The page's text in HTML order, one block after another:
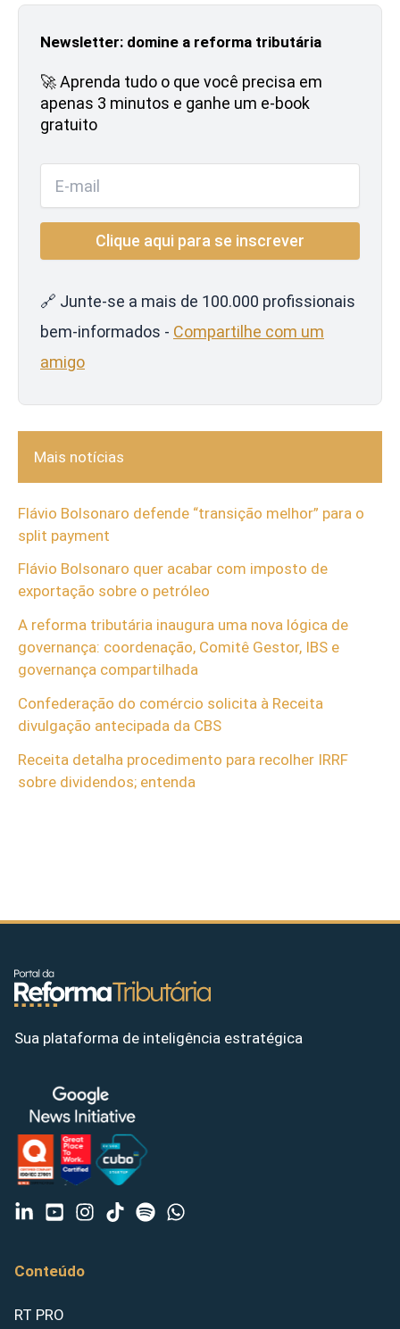
Newsletter: domine a reforma tributária
🚀 Aprenda tudo o que você precisa em
apenas 3 minutos e ganhe um e-book
gratuito
🔗 Junte-se a mais de 100.000 profissionais
bem-informados - Compartilhe com um
amigo
Mais notícias
Flávio Bolsonaro defende “transição melhor” para o
split payment
Flávio Bolsonaro quer acabar com imposto de
exportação sobre o petróleo
A reforma tributária inaugura uma nova lógica de
governança: coordenação, Comitê Gestor, IBS e
governança compartilhada
Confederação do comércio solicita à Receita
divulgação antecipada da CBS
Receita detalha procedimento para recolher IRRF
sobre dividendos; entenda
Sua plataforma de inteligência estratégica
Conteúdo
RT PRO